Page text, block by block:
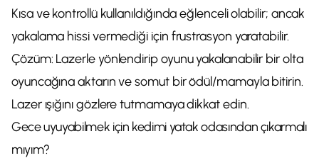
Kısa ve kontrollü kullanıldığında eğlenceli olabilir; ancak
yakalama hissi vermediği için frustrasyon yaratabilir.
Çözüm: Lazerle yönlendirip oyunu yakalanabilir bir olta
oyuncağına aktarın ve somut bir ödül/mamayla bitirin.
Lazer ışığını gözlere tutmamaya dikkat edin.
Gece uyuyabilmek için kedimi yatak odasından çıkarmalı
mıyım?